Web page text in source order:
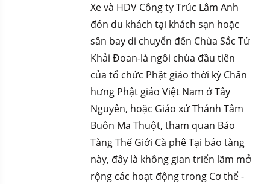
Xe và HDV Công ty Trúc Lâm Anh
đón du khách tại khách sạn hoặc
sân bay di chuyển đến Chùa Sắc Tứ
Khải Đoan-là ngôi chùa đầu tiên
của tổ chức Phật giáo thời kỳ Chấn
hưng Phật giáo Việt Nam ở Tây
Nguyên, hoặc Giáo xứ Thánh Tâm
Buôn Ma Thuột, tham quan Bảo
Tàng Thế Giới Cà phê Tại bảo tàng
này, đây là không gian triển lãm mở
rộng các hoạt động trong Cơ thể -